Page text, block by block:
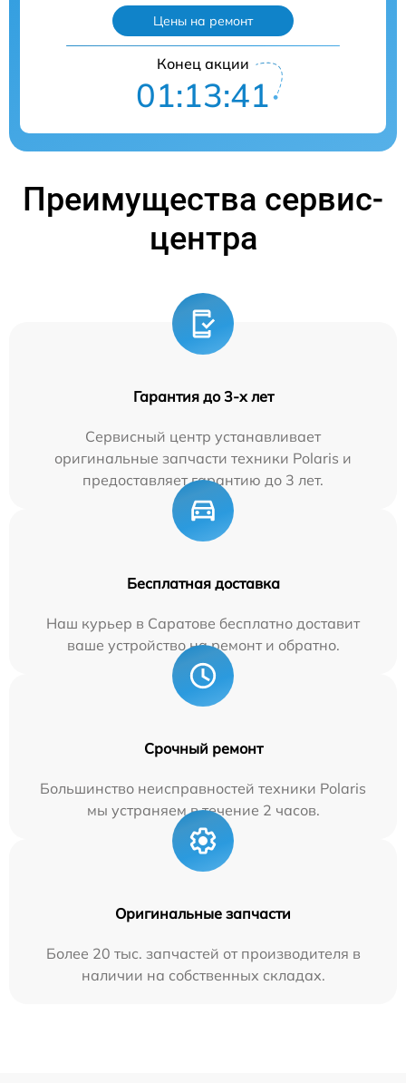
Цены на ремонт
Конец акции
01:13:40
Преимущества сервис-
центра
Гарантия до 3-х лет
Сервисный центр устанавливает
оригинальные запчасти техники Polaris и
предоставляет гарантию до 3 лет.
Бесплатная доставка
Наш курьер в Саратове бесплатно доставит
ваше устройство на ремонт и обратно.
Срочный ремонт
Большинство неисправностей техники Polaris
мы устраняем в течение 2 часов.
Оригинальные запчасти
Более 20 тыс. запчастей от производителя в
наличии на собственных складах.